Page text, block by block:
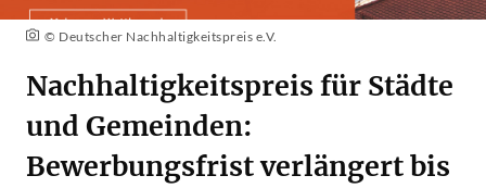
© Deutscher Nachhaltigkeitspreis e.V.
Nachhaltigkeitspreis für Städte
und Gemeinden:
Bewerbungsfrist verlängert bis